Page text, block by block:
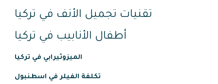
تقنيات تجميل الأنف في تركيا
أطفال الأنابيب في تركيا
الميزوثيرابي في تركيا
تكلفة الفيلر في اسطنبول